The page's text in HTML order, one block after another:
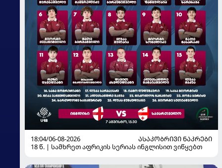
18:04/06-08-2026
ᲐᲡᲐᲙᲝᲑᲠᲘᲕᲘ ᲜᲐᲙᲠᲔᲑᲘ
18 წ. | სამხრეთ აფრიკის სერიას ინგლისით ვიწყებთ